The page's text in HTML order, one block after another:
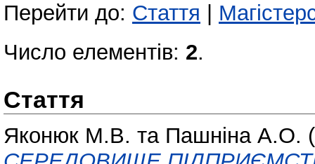
Перейти до: Стаття
Число елементів: 2.
Стаття
Яконюк М.В. та Пашніна А.О.